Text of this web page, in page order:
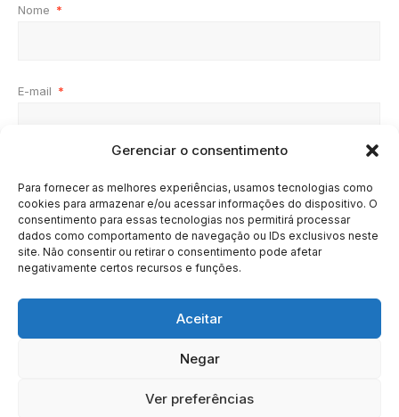
Gerenciar o consentimento
Para fornecer as melhores experiências, usamos tecnologias como
cookies para armazenar e/ou acessar informações do dispositivo. O
consentimento para essas tecnologias nos permitirá processar
dados como comportamento de navegação ou IDs exclusivos neste
site. Não consentir ou retirar o consentimento pode afetar
negativamente certos recursos e funções.
Aceitar
Negar
Ver preferências
Nome *
E-mail *
SOBRE BRASIL